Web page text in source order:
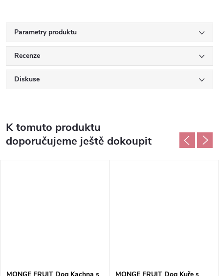
Parametry produktu
Recenze
Diskuse
K tomuto produktu
doporučujeme ještě dokoupit